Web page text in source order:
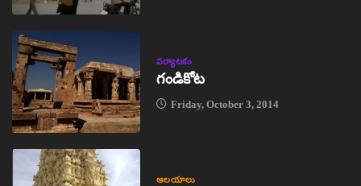
పర్యాటకం
గండికోట
Friday, October 3, 2014
ఆలయాలు